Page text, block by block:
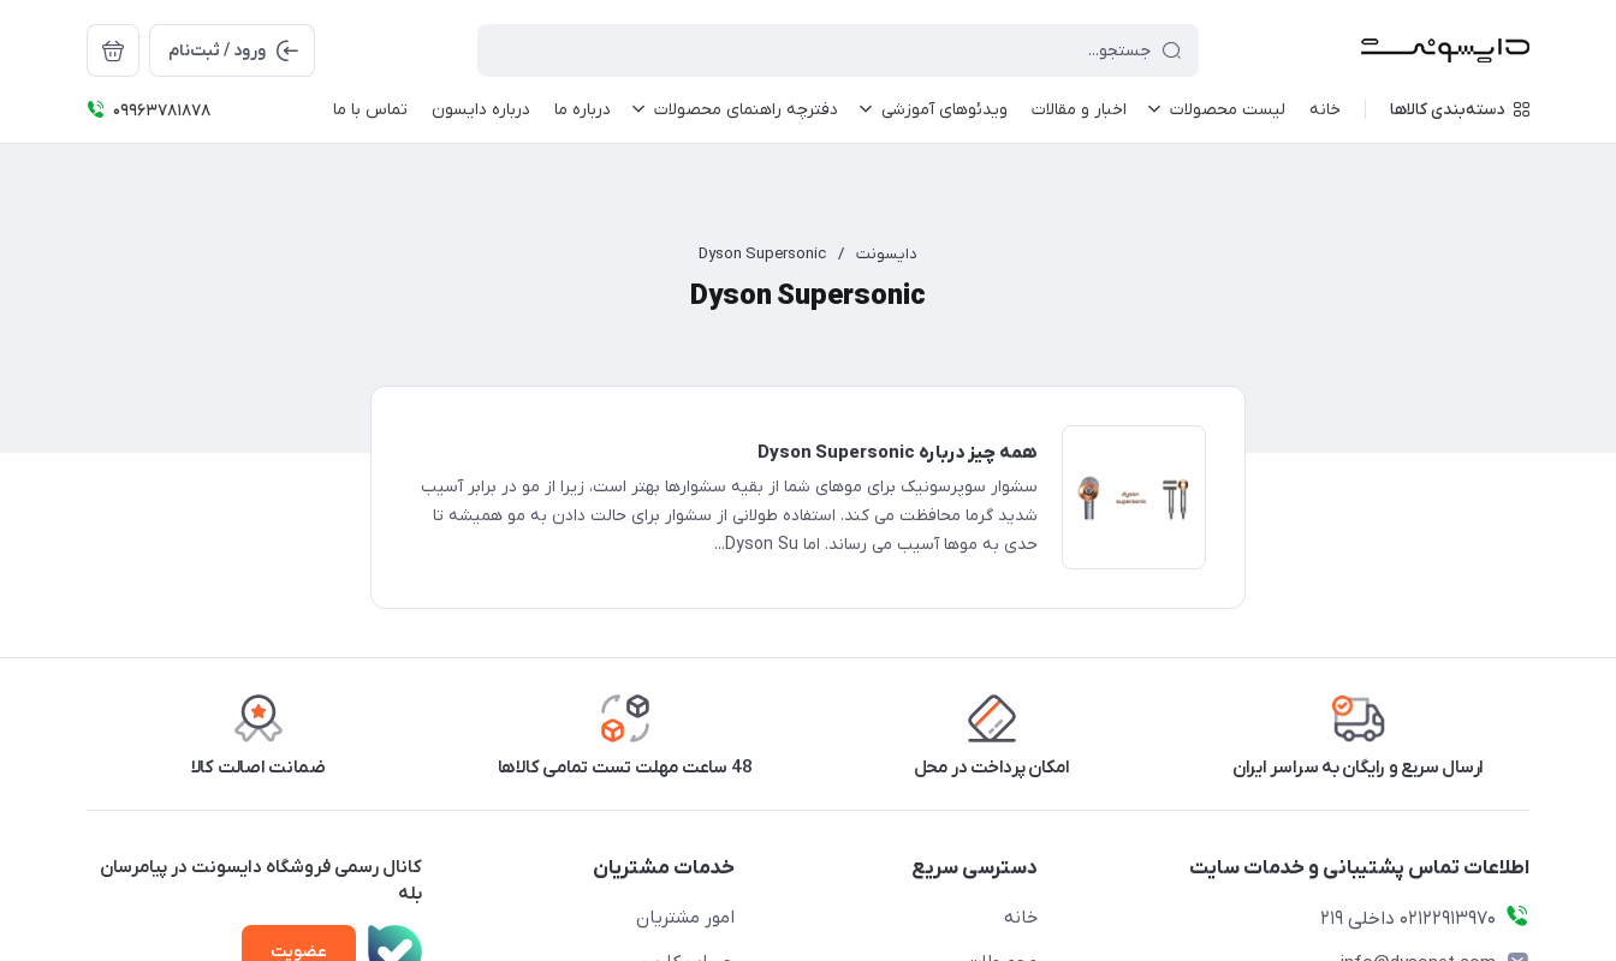
ورود / ثبت‌نام
دسته‌بندی کالاها خانه لیست محصولات اخبار و مقالات ویدئو‌های آموزشی دفترچه راهنمای محصولات درباره ما درباره دایسون تماس با ما 09963781878
دایسونت /
Dyson Supersonic
Dyson Supersonic
همه چیز درباره Dyson Supersonic
سشوار سوپرسونیک برای موهای شما از بقیه سشوارها بهتر است، زیرا از مو در برابر آسیب
شدید گرما محافظت می کند. استفاده طولانی از سشوار برای حالت دادن به مو همیشه تا
حدی به موها آسیب می رساند. اما Dyson Su...
ارسال سریع و رایگان به سراسر ایران امکان پرداخت در محل 48 ساعت مهلت تست تمامی کالاها ضمانت اصالت کالا
اطلاعات تماس پشتیبانی و خدمات سایت
02122913970 داخلی 219
دسترسی سریع
خانه
خدمات مشتریان
امور مشتریان
کانال رسمی فروشگاه دایسونت در پیامرسان
بله
عضویت